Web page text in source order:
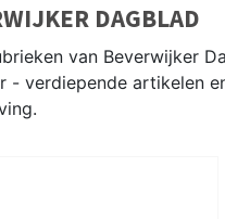
DAGBLAD
van Beverwijker
- verdiepende artikelen